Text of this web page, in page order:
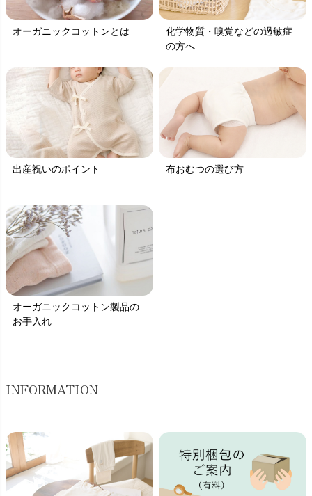
オーガニックコットンとは
化学物質・嗅覚などの過敏症
の方へ
出産祝いのポイント 布おむつの選び方
オーガニックコットン製品の
お手入れ
INFORMATION